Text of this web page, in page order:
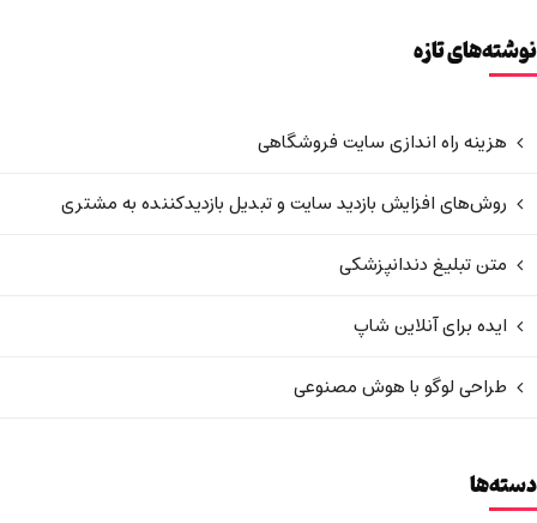
نوشته‌های تازه
هزینه راه اندازی سایت فروشگاهی
روش‌های افزایش بازدید سایت و تبدیل بازدیدکننده به مشتری
متن تبلیغ دندانپزشکی
ایده برای آنلاین شاپ
طراحی لوگو با هوش مصنوعی
دسته‌ها